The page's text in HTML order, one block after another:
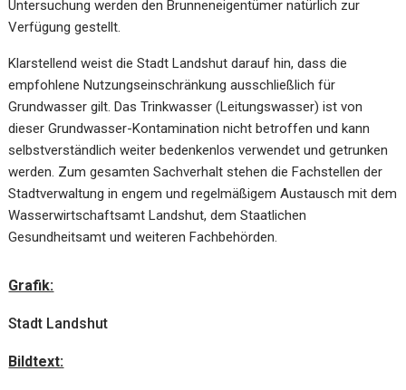
Untersuchung werden den Brunneneigentümer natürlich zur
Verfügung gestellt.
Klarstellend weist die Stadt Landshut darauf hin, dass die
empfohlene Nutzungseinschränkung ausschließlich für
Grundwasser gilt. Das Trinkwasser (Leitungswasser) ist von
dieser Grundwasser-Kontamination nicht betroffen und kann
selbstverständlich weiter bedenkenlos verwendet und getrunken
werden. Zum gesamten Sachverhalt stehen die Fachstellen der
Stadtverwaltung in engem und regelmäßigem Austausch mit dem
Wasserwirtschaftsamt Landshut, dem Staatlichen
Gesundheitsamt und weiteren Fachbehörden.
Grafik:
Stadt Landshut
Bildtext: